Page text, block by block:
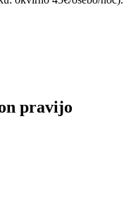
pravijo